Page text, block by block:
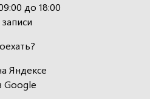
до 18:00
Яндексе
Google